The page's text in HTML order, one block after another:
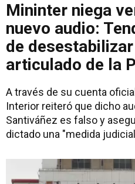
Mininter niega
nuevo audio:
de
articulado de la
A través de su cuenta
Interior reiteró que dicho
Santiváñez es falso y
dictado una "medida